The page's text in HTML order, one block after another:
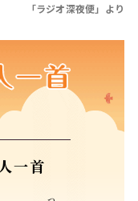
「ラジオ深夜便」より
一首